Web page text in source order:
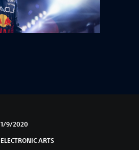
1/9/2020
ELECTRONIC ARTS